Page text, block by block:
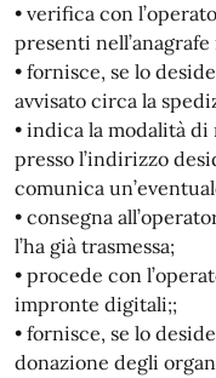
• verifica con
presenti nell’anagrafe
• fornisce, se lo
avvisato circa la
• indica la modalità
presso l’indirizzo
comunica
• consegna
l’ha già trasmessa;
• procede con
impronte digitali;;
• fornisce, se lo
donazione degli